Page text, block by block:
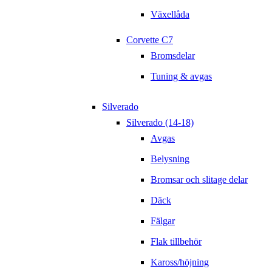
Växellåda
Corvette C7
Bromsdelar
Tuning & avgas
Silverado
Silverado (14-18)
Avgas
Belysning
Bromsar och slitage delar
Däck
Fälgar
Flak tillbehör
Kaross/höjning